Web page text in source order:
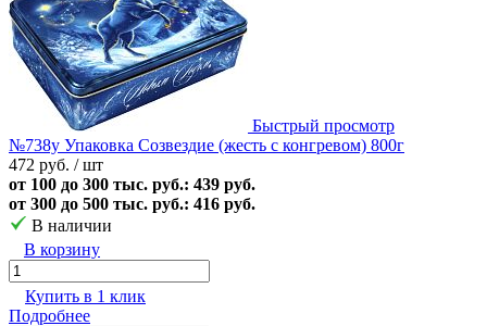
Быстрый просмотр
№738у Упаковка Созвездие (жесть с конгревом) 800г
472 руб. / шт
от 100 до 300 тыс. руб.: 439 руб.
от 300 до 500 тыс. руб.: 416 руб.
В наличии
В корзину
Купить в 1 клик
Подробнее